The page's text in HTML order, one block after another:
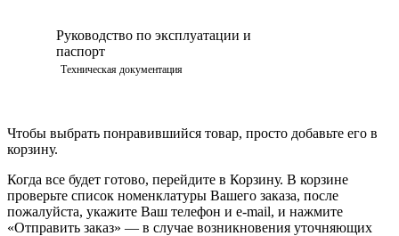
Руководство по эксплуатации и
паспорт
Техническая документация
Чтобы выбрать понравившийся товар, просто добавьте его в
корзину.
Когда все будет готово, перейдите в Корзину. В корзине
проверьте список номенклатуры Вашего заказа, после
пожалуйста, укажите Ваш телефон и e-mail, и нажмите
«Отправить заказ» — в случае возникновения уточняющих